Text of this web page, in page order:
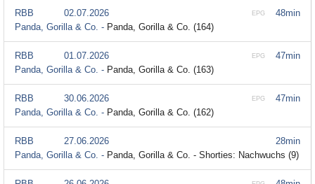
48min
EPG
RBB
02.07.2026
Panda, Gorilla & Co. - Panda, Gorilla & Co. (164)
47min
EPG
RBB
01.07.2026
Panda, Gorilla & Co. - Panda, Gorilla & Co. (163)
47min
EPG
RBB
30.06.2026
Panda, Gorilla & Co. - Panda, Gorilla & Co. (162)
28min
RBB
27.06.2026
Panda, Gorilla & Co. - Panda, Gorilla & Co. - Shorties: Nachwuchs (9)